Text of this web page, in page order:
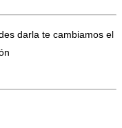
darla te cambiamos el